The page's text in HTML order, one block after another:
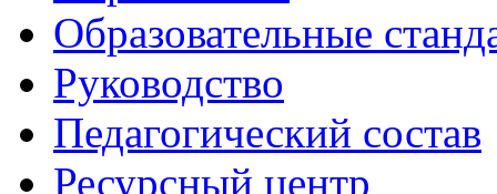
Образовательные
Руководство
Педагогический состав
Ресурсный центр